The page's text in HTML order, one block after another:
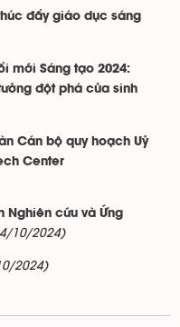
đẩy giáo dục sáng
mới Sáng tạo 2024:
đột phá của sinh
Cán bộ quy hoạch Uỷ
Center
Nghiên cứu và Ứng
10/2024)
2024)